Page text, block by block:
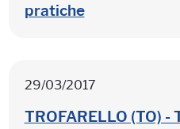
pratiche
29/03/2017
TROFARELLO (TO) -